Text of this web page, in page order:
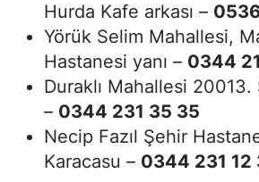
Hurda Kafe arkası –
Yörük Selim Mahallesi,
Hastanesi yanı – 0344
Duraklı Mahallesi
– 0344 231 35 35
Necip Fazıl Şehir
Karacasu – 0344 231 12